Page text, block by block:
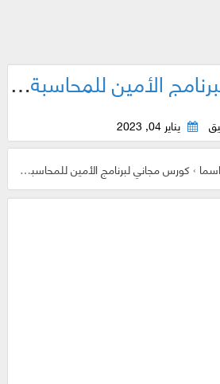
كورس مجاني لبرنامج الأمين للمحاسبة والمستودعات
يناير 04, 2023
›كورس مجاني لبرنامج الأمين للمحاسبة والمستودعات